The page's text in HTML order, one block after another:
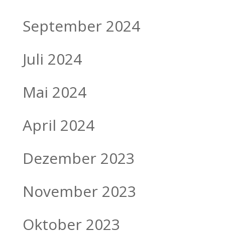
September 2024
Juli 2024
Mai 2024
April 2024
Dezember 2023
November 2023
Oktober 2023